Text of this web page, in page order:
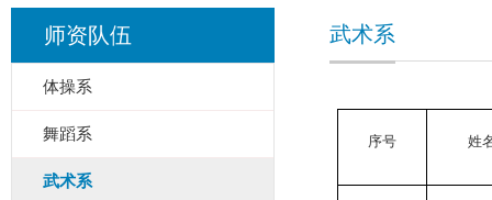
师资队伍
体操系
舞蹈系
武术系
武术系
序号 姓